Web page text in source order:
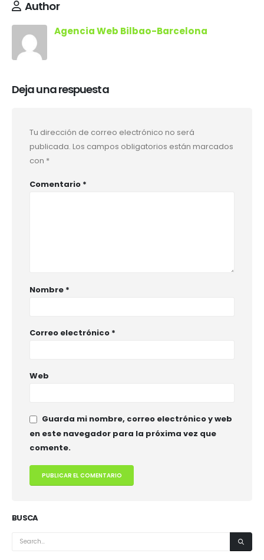
Author
Agencia Web Bilbao-Barcelona
Deja una respuesta
Tu dirección de correo electrónico no será
publicada. Los campos obligatorios están marcados
con *
Comentario *
Nombre *
Correo electrónico *
Web
Guarda mi nombre, correo electrónico y web
en este navegador para la próxima vez que
comente.
BUSCA